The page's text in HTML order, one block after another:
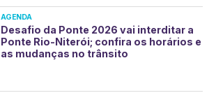
AGENDA
Desafio da Ponte 2026 vai interditar a
Ponte Rio-Niterói; confira os horários e
as mudanças no trânsito